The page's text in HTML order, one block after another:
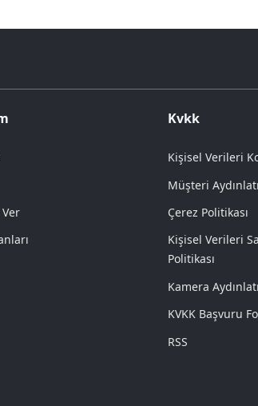
Kvkk
Kişisel Verileri
Müşteri
Çerez Politikası
Kişisel Verileri
Politikası
Kamera
KVKK Başvuru
RSS